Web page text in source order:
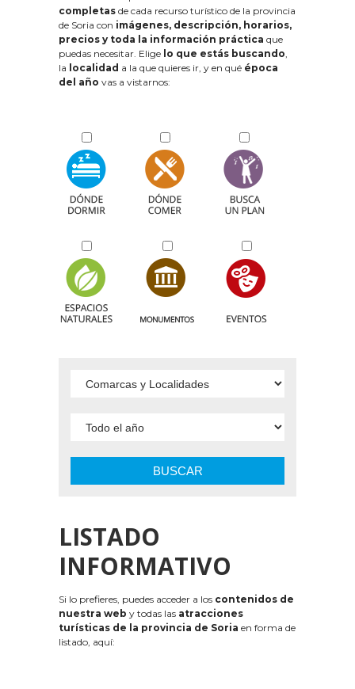
completas de cada recurso turístico de la provincia
de Soria con imágenes, descripción, horarios,
precios y toda la información práctica que
puedas necesitar. Elige lo que estás buscando,
la localidad a la que quieres ir, y en qué época
del año vas a vistarnos:
BUSCAR
LISTADO
INFORMATIVO
Si lo prefieres, puedes acceder a los contenidos de
nuestra web y todas las atracciones
turísticas de la provincia de Soria en forma de
listado, aquí: